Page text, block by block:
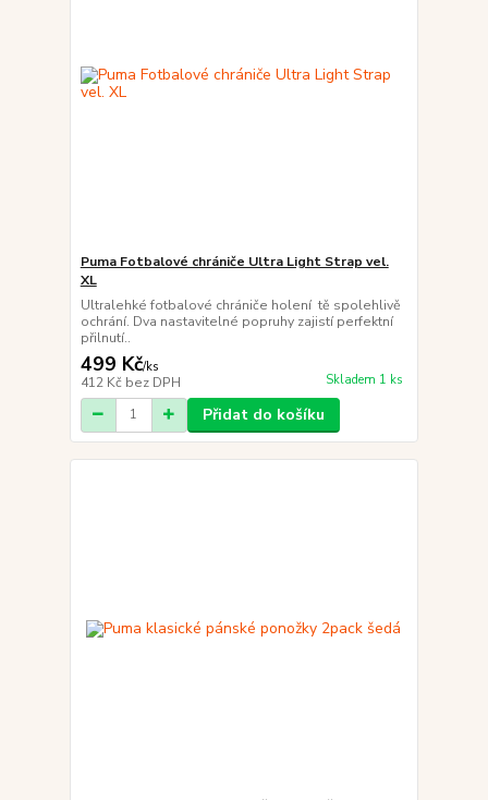
Puma Fotbalové chrániče Ultra Light Strap vel.
XL
Ultralehké fotbalové chrániče holení tě spolehlivě
ochrání. Dva nastavitelné popruhy zajistí perfektní
přilnutí..
499 Kč/ks
412 Kč bez DPH Skladem 1 ks
Přidat do košíku